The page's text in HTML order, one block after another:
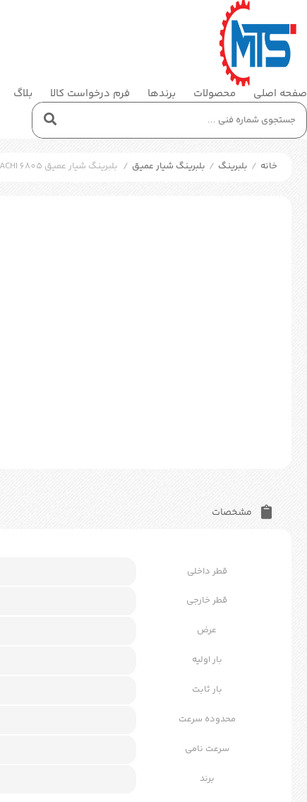
صفحه اصلی محصولات برندها فرم درخواست کالا بلاگ
خانه / بلبرینگ / بلبرینگ شیار عمیق / بلبرینگ شیار عمیق NACHI 6805
مشخصات
قطر داخلی
قطر خارجی
عرض
بار اولیه
بار ثابت
محدوده سرعت
سرعت نامی
برند